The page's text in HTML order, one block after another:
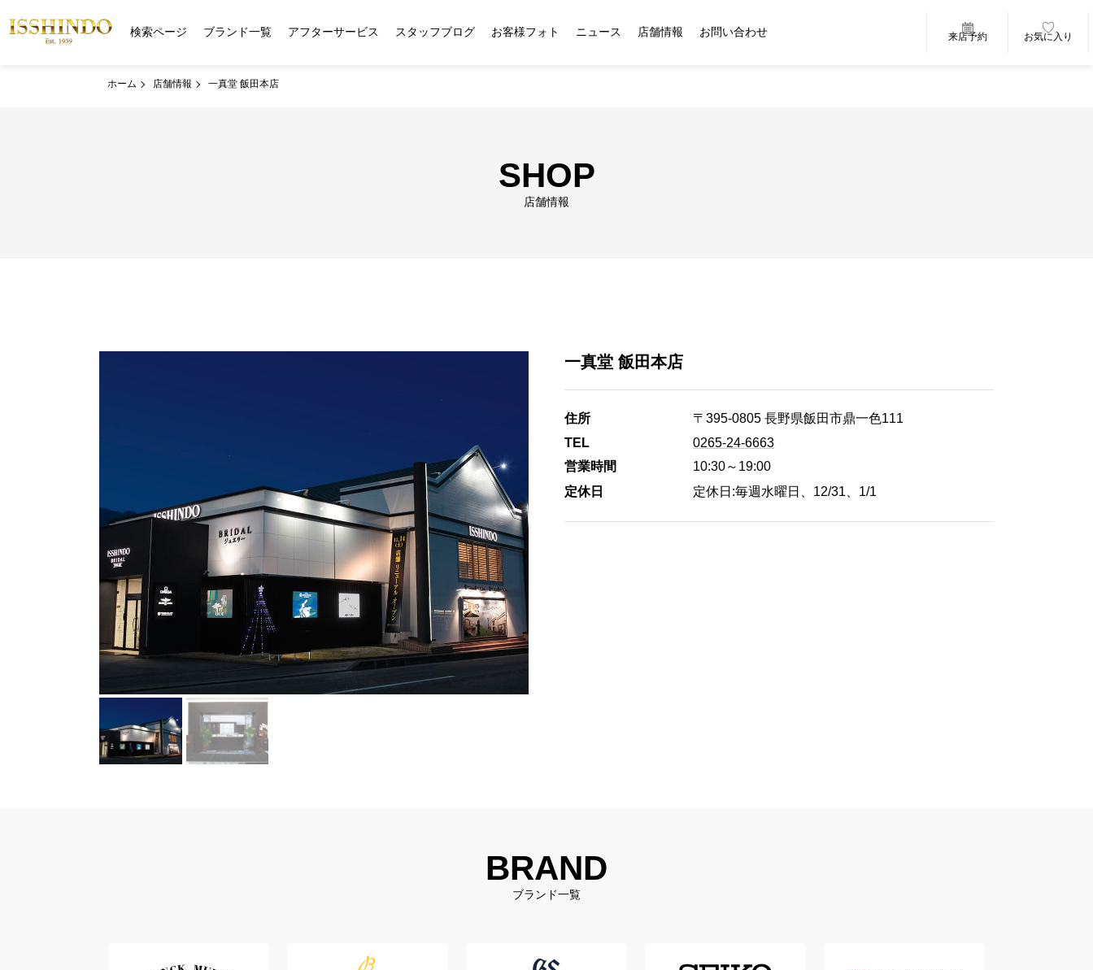
検索ページ ブランド一覧 アフターサービス スタッフブログ お客様フォト ニュース 店舗情報 お問い合わせ 来店予約 お気に入り
ホーム 店舗情報 一真堂 飯田本店
SHOP
店舗情報
一真堂 飯田本店
住所
〒395-0805 長野県飯田市鼎一色111
TEL
0265-24-6663
営業時間
10:30～19:00
定休日
定休日:毎週水曜日、12/31、1/1
BRAND
ブランド一覧